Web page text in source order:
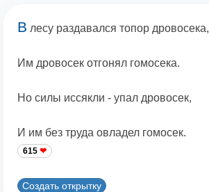
В лесу раздавался топор дровосека,
Им дровосек отгонял гомосека.
Но силы иссякли - упал дровосек,
И им без труда овладел гомосек.
615
Создать открытку